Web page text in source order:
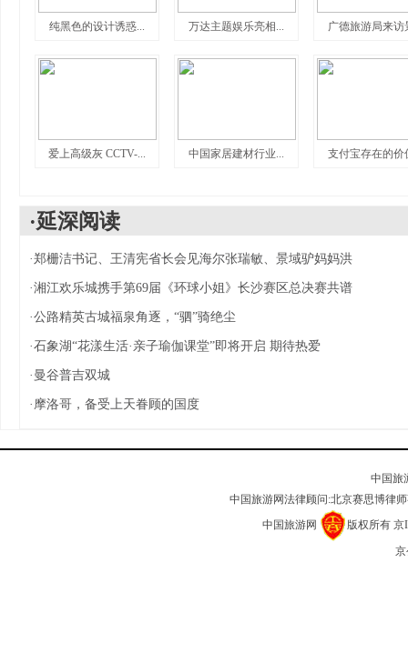
纯黑色的设计诱惑... 万达主题娱乐亮相... 广德旅游局来访
爱上高级灰 CCTV-... 中国家居建材行业... 支付宝存在的价
·延深阅读
·郑栅洁书记、王清宪省长会见海尔张瑞敏、景域驴妈妈洪
·湘江欢乐城携手第69届《环球小姐》长沙赛区总决赛共谱
·公路精英古城福泉角逐，“驷”骑绝尘
·石象湖“花漾生活·亲子瑜伽课堂”即将开启 期待热爱
· 曼谷普吉双城
· 摩洛哥，备受上天眷顾的国度
中国旅
中国旅游网法律顾问:北京赛思博律
中国旅游网
版权所有京
京